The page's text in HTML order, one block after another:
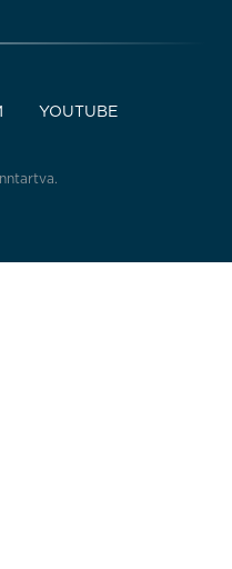
YOUTUBE